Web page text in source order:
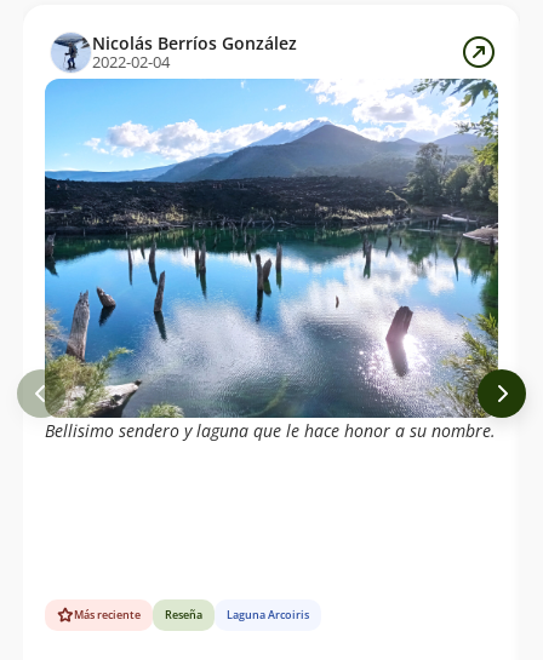
Nicolás Berríos González
2022-02-04
Bellisimo sendero y laguna que le hace honor a su nombre.
Más reciente Reseña Laguna Arcoiris